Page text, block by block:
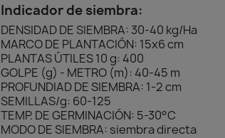
Indicador de siembra:
DENSIDAD DE SIEMBRA: 30-40 kg/Ha
MARCO DE PLANTACIÓN: 15x6 cm
PLANTAS ÚTILES 10 g: 400
GOLPE (g) - METRO (m): 40-45 m
PROFUNDIAD DE SIEMBRA: 1-2 cm
SEMILLAS/g: 60-125
TEMP. DE GERMINACIÓN: 5-30°C
MODO DE SIEMBRA: siembra directa